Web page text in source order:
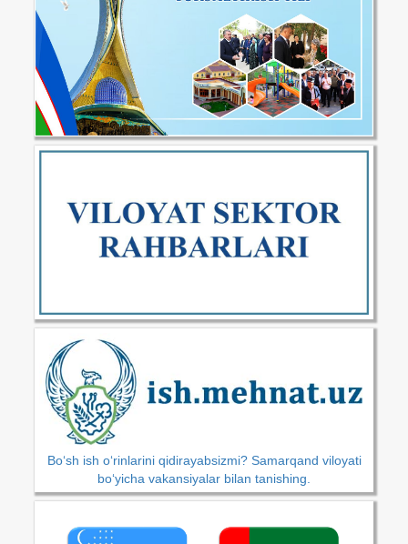
Bo‘sh ish o‘rinlarini qidirayabsizmi? Samarqand viloyati
bo‘yicha vakansiyalar bilan tanishing.